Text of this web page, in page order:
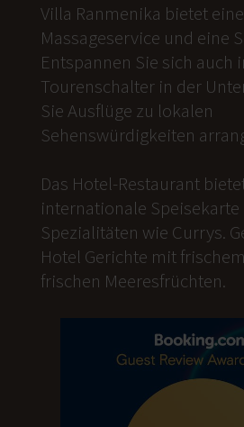
Villa Ranmenika bietet
Massageservice und eine
Entspannen Sie sich auch
Tourenschalter in der
Sie Ausflüge zu lokalen
Sehenswürdigkeiten
Das Hotel-Restaurant
internationale
Spezialitäten wie Currys.
Hotel Gerichte mit
frischen Meeresfrüchten.